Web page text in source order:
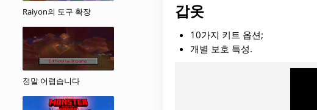
Raiyon의 도구 확장
정말 어렵습니다
갑옷
10가지 키트 옵션;
개별 보호 특성.